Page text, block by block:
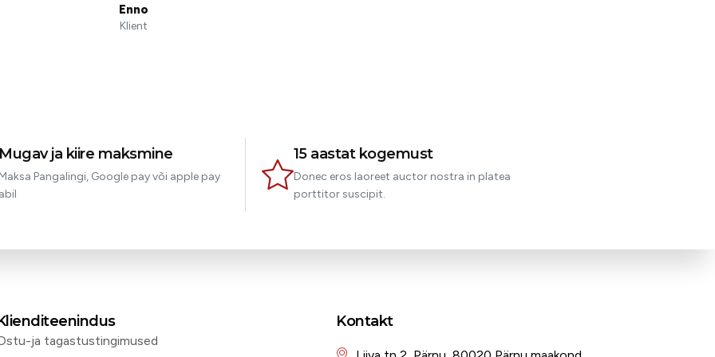
Enno
Klient
ja kiire maksmine
Pangalingi, Google pay või apple pay
15 aastat kogemust
Donec eros laoreet auctor nostra in platea
porttitor suscipit.
ja tagastustingimused
Kontakt